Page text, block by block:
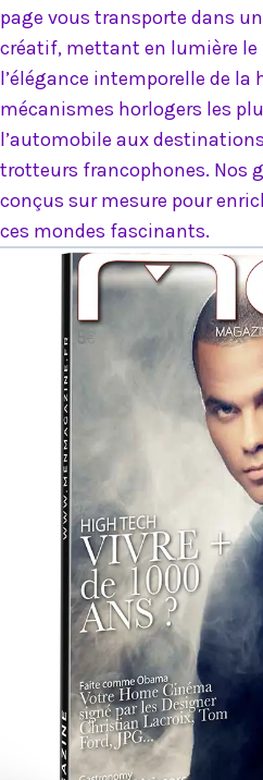
page vous transporte dans
créatif, mettant en lumière le
l’élégance intemporelle de
mécanismes horlogers les
l’automobile aux
trotteurs francophones. Nos
conçus sur mesure pour
ces mondes fascinants.